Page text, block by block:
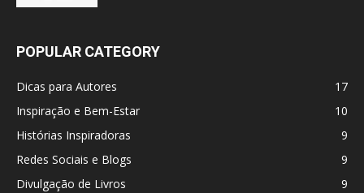
POPULAR CATEGORY
Dicas para Autores
17
Inspiração e Bem-Estar
10
Histórias Inspiradoras
9
Redes Sociais e Blogs
9
Divulgação de Livros
9